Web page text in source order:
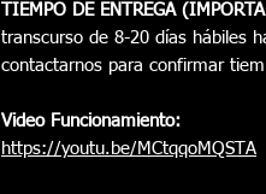
TIEMPO DE ENTREGA
transcurso de 8-20 días hábiles
contactarnos para confirmar
Video Funcionamiento:
https://youtu.be/MCtqqoMQSTA